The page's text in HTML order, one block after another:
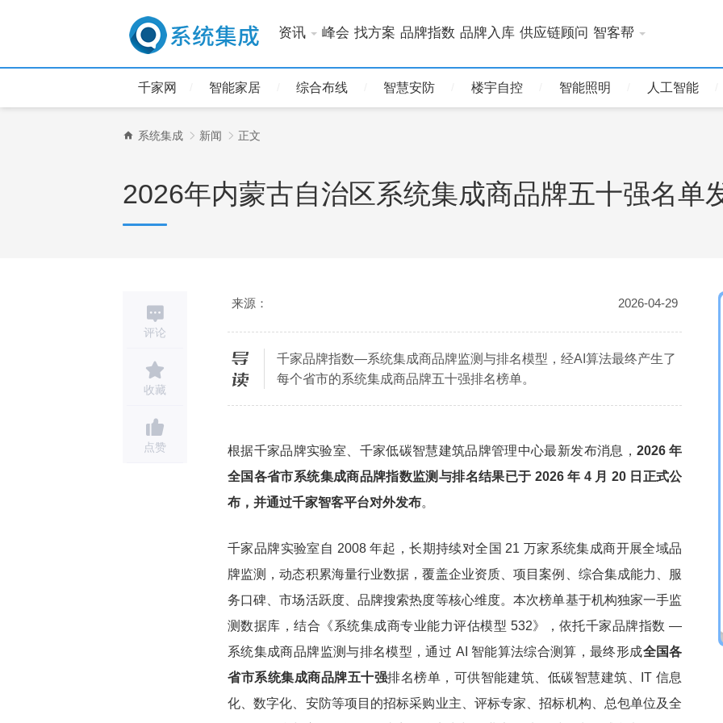
资讯 峰会 找方案 品牌指数 品牌入库 供应链顾问 智客帮
千家网 智能家居 综合布线 智慧安防 楼宇自控 智能照明 人工智能
系统集成 新闻 正文
2026年内蒙古自治区系统集成商品牌五十强名单
评论
收藏
点赞
来源： 2026-04-29
导读
千家品牌指数—系统集成商品牌监测与排名模型，经AI算法最终产生了
每个省市的系统集成商品牌五十强排名榜单。
根据千家品牌实验室、千家低碳智慧建筑品牌管理中心最新发布消息， 2026 年
全国各省市系统集成商品牌指数监测与排名结果已于 2026 年 4月 20日正式公
布，并通过千家智客平台对外发布。
千家品牌实验室自 2008 年起，长期持续对全国 21 万家系统集成商开展全域品
牌监测，动态积累海量行业数据，覆盖企业资质、项目案例、综合集成能力、服
务口碑、市场活跃度、品牌搜索热度等核心维度。本次榜单基于机构独家一手监
测数据库，结合《系统集成商专业能力评估模型 532》，依托千家品牌指数 —
系统集成商品牌监测与排名模型，通过 AI 智能算法综合测算，最终形成全国各
省市系统集成商品牌五十强排名榜单，可供智能建筑、低碳智慧建筑、IT 信息
化、数字化、安防等项目的招标采购业主、评标专家、招标机构、总包单位及全